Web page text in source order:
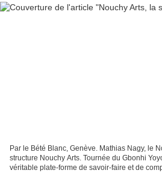
Par le Bété Blanc, Genève. Mathias Nagy, le
structure Nouchy Arts. Tournée du Gbonhi
véritable plate-forme de savoir-faire et de